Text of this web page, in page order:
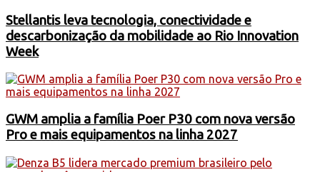
Stellantis leva tecnologia, conectividade e
descarbonização da mobilidade ao Rio Innovation
Week
GWM amplia a família Poer P30 com nova versão
Pro e mais equipamentos na linha 2027